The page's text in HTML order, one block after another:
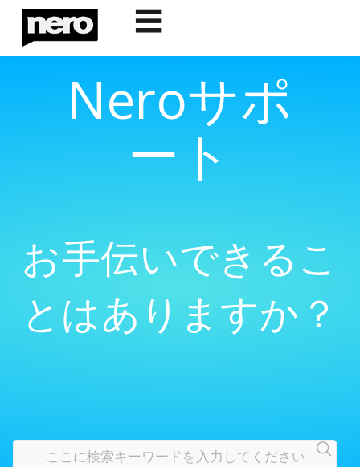
☰
Neroサポ
ート
お手伝いできるこ
とはありますか？